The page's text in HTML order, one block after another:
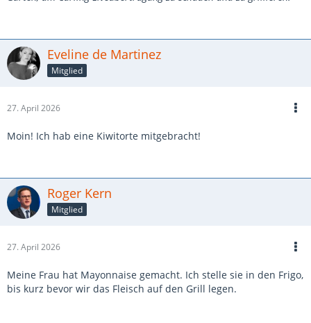
Eveline de Martinez
Mitglied
27. April 2026
Moin! Ich hab eine Kiwitorte mitgebracht!
Roger Kern
Mitglied
27. April 2026
Meine Frau hat Mayonnaise gemacht. Ich stelle sie in den Frigo,
bis kurz bevor wir das Fleisch auf den Grill legen.